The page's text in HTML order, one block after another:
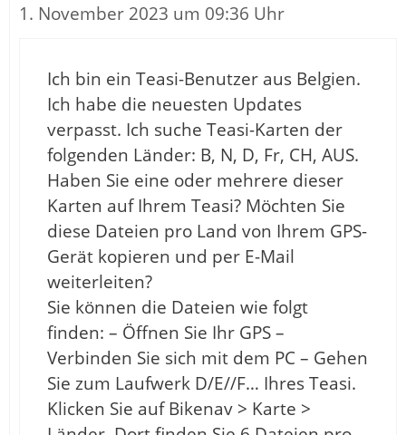
1. November 2023 um 09:36 Uhr
Ich bin ein Teasi-Benutzer aus Belgien.
Ich habe die neuesten Updates
verpasst. Ich suche Teasi-Karten der
folgenden Länder: B, N, D, Fr, CH, AUS.
Haben Sie eine oder mehrere dieser
Karten auf Ihrem Teasi? Möchten Sie
diese Dateien pro Land von Ihrem GPS-
Gerät kopieren und per E-Mail
weiterleiten?
Sie können die Dateien wie folgt
finden: – Öffnen Sie Ihr GPS –
Verbinden Sie sich mit dem PC – Gehen
Sie zum Laufwerk D/E//F… Ihres Teasi.
Klicken Sie auf Bikenav > Karte >